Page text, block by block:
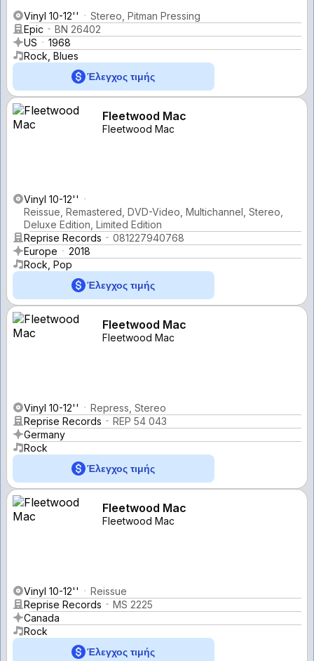
Vinyl 10-12''
Stereo, Pitman Pressing
Epic
BN 26402
US
1968
Rock, Blues
Έλεγχος τιμής
Fleetwood Mac
Fleetwood Mac
Vinyl 10-12''
Reissue, Remastered, DVD-Video, Multichannel, Stereo,
Deluxe Edition, Limited Edition
Reprise Records
081227940768
Europe
2018
Rock, Pop
Έλεγχος τιμής
Fleetwood Mac
Fleetwood Mac
Vinyl 10-12''
Repress, Stereo
Reprise Records
REP 54 043
Germany
Rock
Έλεγχος τιμής
Fleetwood Mac
Fleetwood Mac
Vinyl 10-12''
Reissue
Reprise Records
MS 2225
Canada
Rock
Έλεγχος τιμής